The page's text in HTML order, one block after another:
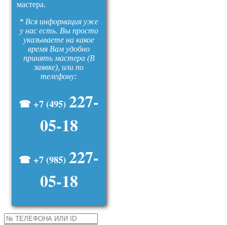
мастера.
* Вся информация уже
у нас есть. Вы просто
указываете на какое
время Вам удобно
принять мастера (В
заявке), или по
телефону:
☎ +7 (495) 227-
05-18
☎ +7 (985) 227-
05-18